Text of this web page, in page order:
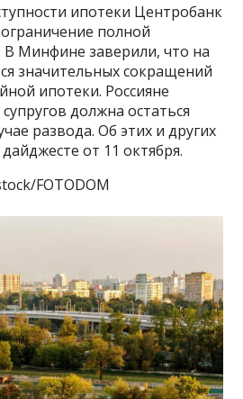
ипотеки Центробанк
полной
В Минфине заверили, что на
значительных сокращений
ипотеки. Россияне
должна остаться
развода. Об этих и других
от 11 октября.
FOTODOM